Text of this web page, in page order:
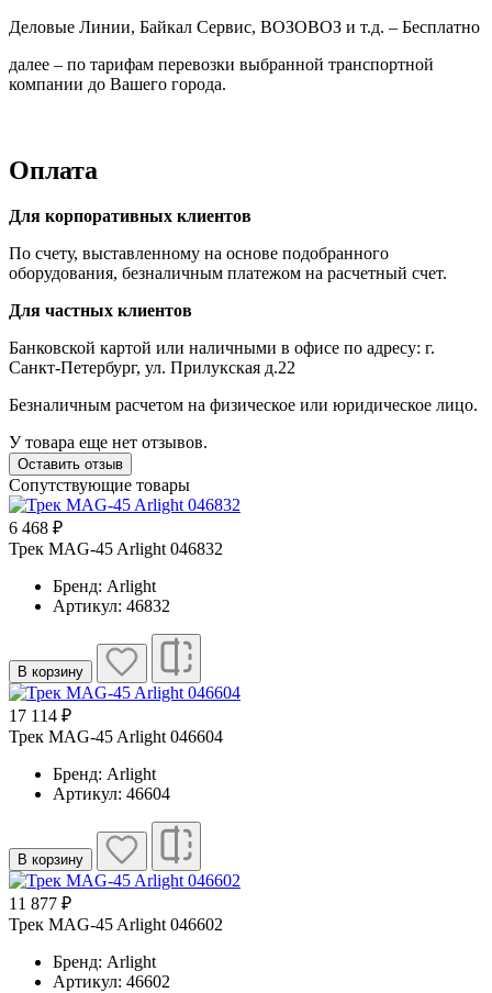
Деловые Линии, Байкал Сервис, ВОЗОВОЗ и т.д. – Бесплатно
далее – по тарифам перевозки выбранной транспортной
компании до Вашего города.
Оплата
Для корпоративных клиентов
По счету, выставленному на основе подобранного
оборудования, безналичным платежом на расчетный счет.
Для частных клиентов
Банковской картой или наличными в офисе по адресу: г.
Санкт-Петербург, ул. Прилукская д.22
Безналичным расчетом на физическое или юридическое лицо.
У товара еще нет отзывов.
Оставить отзыв
Сопутствующие товары
6 468 ₽
Трек MAG-45 Arlight 046832
Бренд: Arlight
Артикул: 46832
В корзину
17 114 ₽
Трек MAG-45 Arlight 046604
Бренд: Arlight
Артикул: 46604
В корзину
11 877 ₽
Трек MAG-45 Arlight 046602
Бренд: Arlight
Артикул: 46602